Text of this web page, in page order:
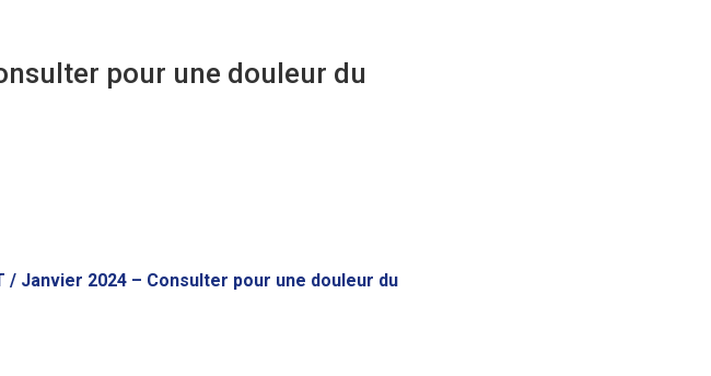
pour une douleur du
/ Janvier 2024 – Consulter pour une douleur du